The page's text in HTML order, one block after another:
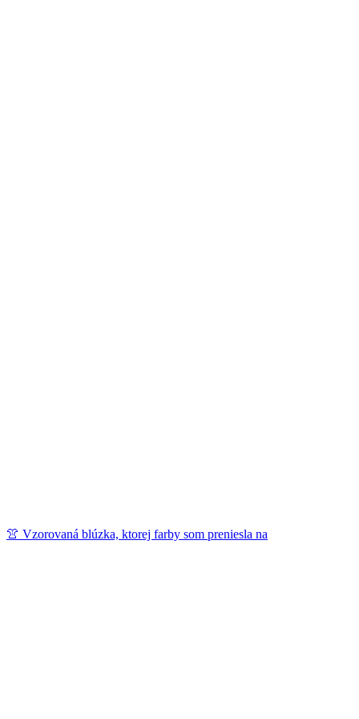
👚 Vzorovaná blúzka, ktorej farby som preniesla na